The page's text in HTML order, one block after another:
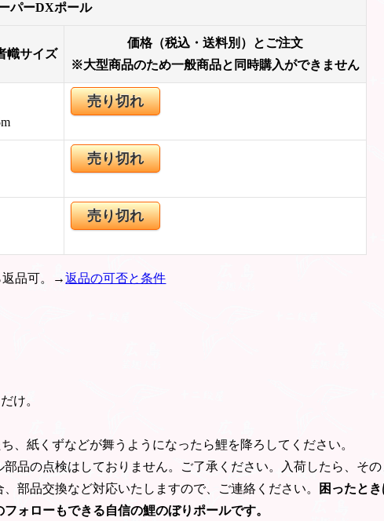
パーDXポール
幟サイズ
価格（税込・送料別）とご注文
※大型商品のため一般商品と同時購入ができません
売り切れ
売り切れ
売り切れ
返品可。→返品の可否と条件
け。
、紙くずなどが舞うようになったら鯉を降ろしてください。
品の点検はしておりません。ご了承ください。入荷したら、そ
部品交換など対応いたしますので、ご連絡ください。
困ったと
ォローもできる自信の鯉のぼりポールです。